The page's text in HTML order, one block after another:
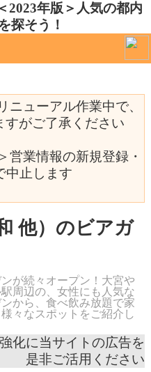
ニューアル作業中で、
すがご了承ください
営業情報の新規登録・
中止します
他）のビアガ
が続々オープン！大宮や
周辺の、女性にも人気な
から、食べ飲み放題で家
々なスポットをご紹介し
化に当サイトの広告を
是非ご活用ください